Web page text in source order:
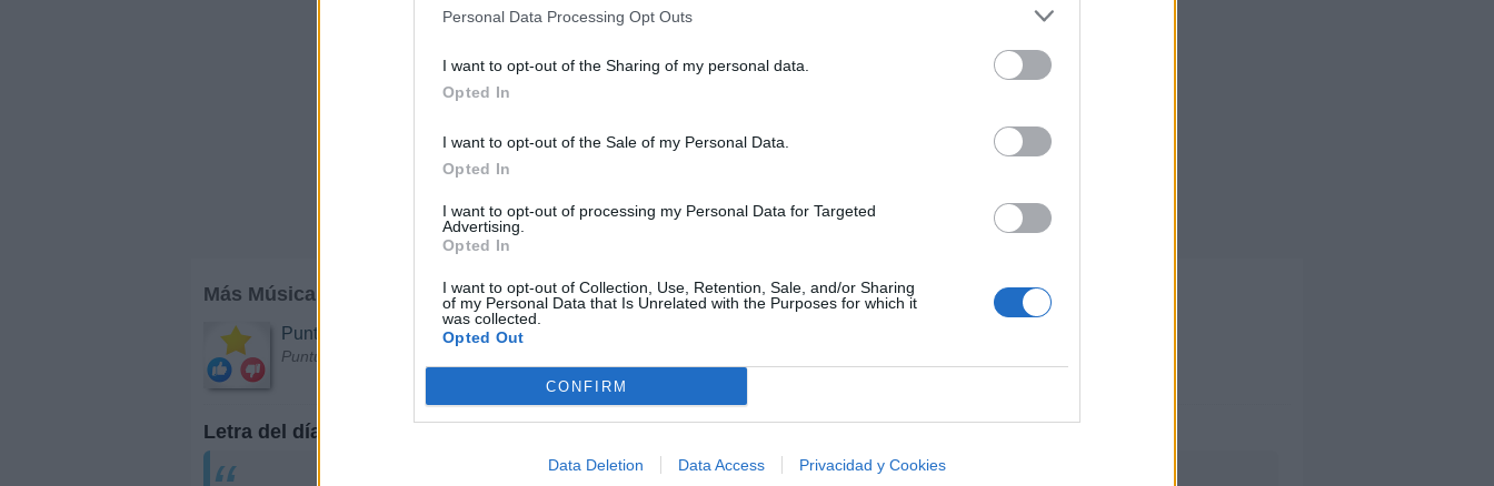
Personal Data Processing Opt Outs
I want to opt-out of the Sharing of my personal data.
Opted In
I want to opt-out of the Sale of my Personal Data.
Opted In
I want to opt-out of processing my Personal Data for Targeted
Advertising.
Opted In
I want to opt-out of Collection, Use, Retention, Sale, and/or Sharing
of my Personal Data that Is Unrelated with the Purposes for which it
was collected.
Opted Out
CONFIRM
Data Deletion Data Access Privacidad y Cookies
Más Música
Puntuar Artistas
Puntúa a diferentes cantantes y grupos para establecer sus índices de popularidad
Letra del día